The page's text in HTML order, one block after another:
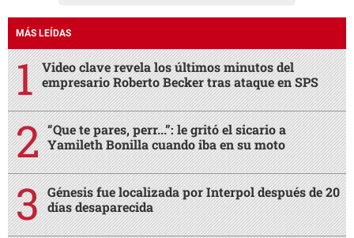
MÁS LEÍDAS
Video clave revela los últimos minutos del
empresario Roberto Becker tras ataque en SPS
“Que te pares, perr...”: le gritó el sicario a
Yamileth Bonilla cuando iba en su moto
Génesis fue localizada por Interpol después de 20
días desaparecida